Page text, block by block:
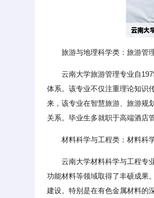
旅游与地理科学类：旅游管
云南大学旅游管理专业自
体系。该专业不仅注重理论知识
来，该专业在智慧旅游、旅游规
关系。毕业生多就职于高端酒店
材料科学与工程类：材料科
云南大学材料科学与工程专
功能材料等领域取得了丰硕成果
建设。特别是在有色金属材料的